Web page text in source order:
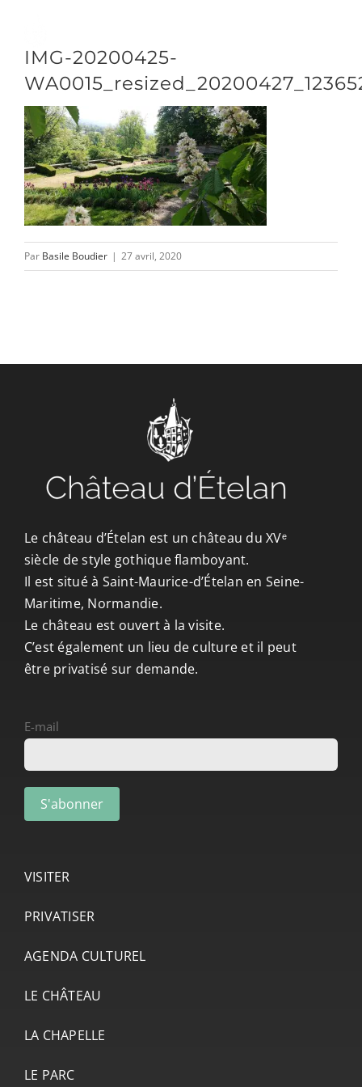
contenu
VENIR
CONTACT/ACCÈS
IMG-20200425-
Par Basile Boudier | 27 avril, 2020
Le château d’Ételan est un château du XVᵉ
siècle de style gothique flamboyant.
Il est situé à Saint-Maurice-d’Ételan en Seine-
Maritime, Normandie.
Le château est ouvert à la visite.
C’est également un lieu de culture et il peut
être privatisé sur demande.
E-mail
VISITER
PRIVATISER
AGENDA CULTUREL
LE CHÂTEAU
LA CHAPELLE
LE PARC